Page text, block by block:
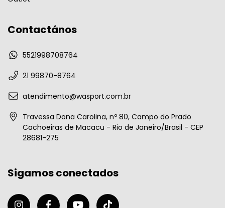
Contactános
5521998708764
21 99870-8764
atendimento@wasport.com.br
Travessa Dona Carolina, nº 80, Campo do Prado
Cachoeiras de Macacu - Rio de Janeiro/Brasil - CEP
28681-275
Sigamos conectados